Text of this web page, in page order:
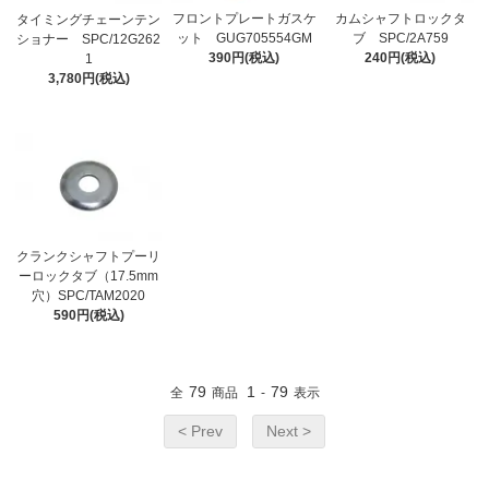
タイミングチェーンテン
ショナー SPC/12G262
1
3,780円(税込)
フロントプレートガスケ
ット GUG705554GM
390円(税込)
カムシャフトロックタ
ブ SPC/2A759
240円(税込)
クランクシャフトプーリ
ーロックタブ（17.5mm
穴）SPC/TAM2020
590円(税込)
全 79 商品 1 - 79 表示
< Prev Next >